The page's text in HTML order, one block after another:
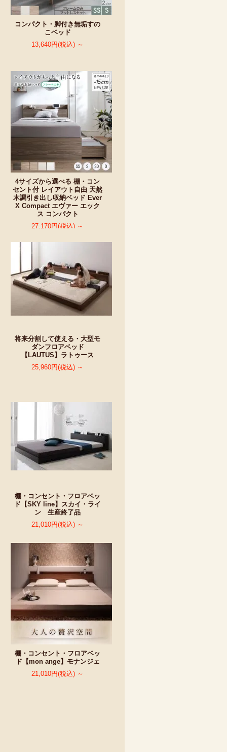
コンパクト・脚付き無垢すの
こベッド
13,640円(税込) ～
4サイズから選べる 棚・コン
セント付 レイアウト自由 天然
木調引き出し収納ベッド Ever
X Compact エヴァー エック
ス コンパクト
27,170円(税込) ～
将来分割して使える・大型モ
ダンフロアベッド
【LAUTUS】ラトゥース
25,960円(税込) ～
棚・コンセント・フロアベッ
ド【SKY line】スカイ・ライ
ン 生産終了品
21,010円(税込) ～
棚・コンセント・フロアベッ
ド【mon ange】モナンジェ
21,010円(税込) ～